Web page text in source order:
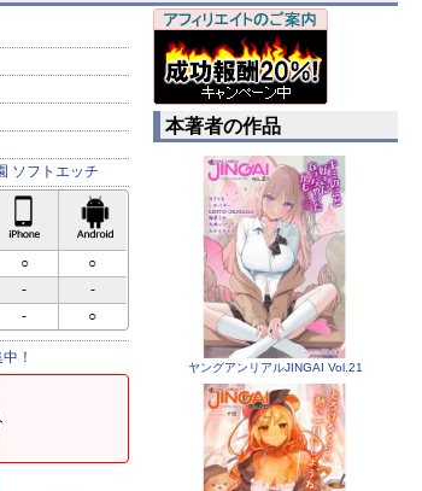
ソフトエッチ
対応 iPhone対応
○
○
-
-
- ○
！
本著者の作品
ヤングアンリアルJINGAI Vol.21